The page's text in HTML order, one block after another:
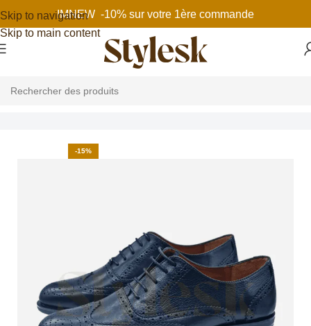
Skip to navigation
Skip to main content
IMNEW -10% sur votre 1ère commande
-15%